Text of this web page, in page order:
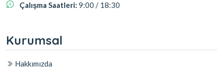
Çalışma Saatleri: 9:00 / 18:30
Kurumsal
Hakkımızda